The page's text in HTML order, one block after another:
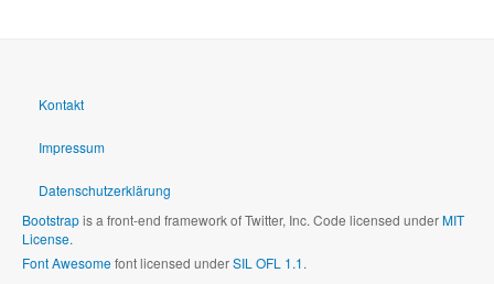
Kontakt
Impressum
Datenschutzerklärung
Bootstrapis a front-end framework of Twitter, Inc. Code licensed underMIT
License.
Font Awesomefont licensed underSIL OFL 1.1.